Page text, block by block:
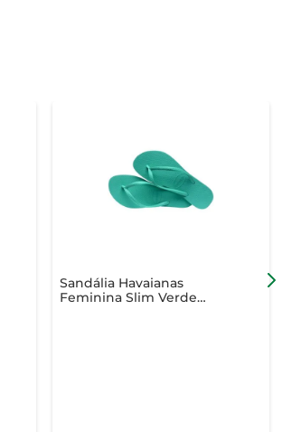
o dia com conforto e segurança.
para garantir que a diversão nunca
Sandália Havaianas
Feminina Slim Verde